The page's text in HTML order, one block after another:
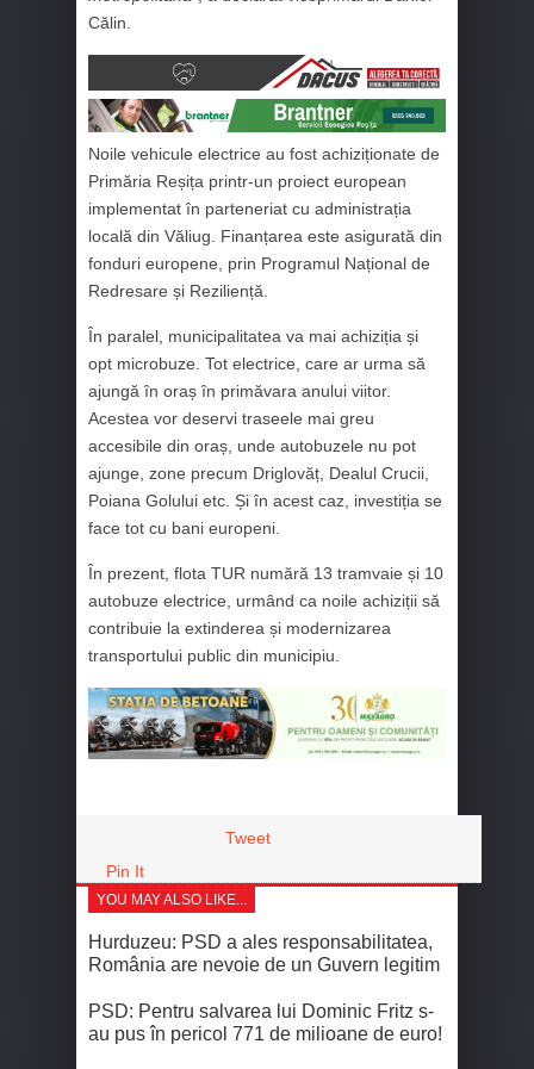
Călin.
Noile vehicule electrice au fost achiziționate de
Primăria Reșița printr-un proiect european
implementat în parteneriat cu administrația
locală din Văliug. Finanțarea este asigurată din
fonduri europene, prin Programul Național de
Redresare și Reziliență.
În paralel, municipalitatea va mai achiziția și
opt microbuze. Tot electrice, care ar urma să
ajungă în oraș în primăvara anului viitor.
Acestea vor deservi traseele mai greu
accesibile din oraș, unde autobuzele nu pot
ajunge, zone precum Driglovăț, Dealul Crucii,
Poiana Golului etc. Și în acest caz, investiția se
face tot cu bani europeni.
În prezent, flota TUR numără 13 tramvaie și 10
autobuze electrice, urmând ca noile achiziții să
contribuie la extinderea și modernizarea
transportului public din municipiu.
Tweet
Pin It
YOU MAY ALSO LIKE...
Hurduzeu: PSD a ales responsabilitatea,
România are nevoie de un Guvern legitim
PSD: Pentru salvarea lui Dominic Fritz s-
au pus în pericol 771 de milioane de euro!